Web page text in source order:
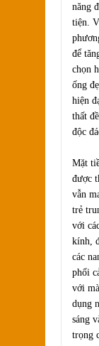
năng
tiện.
để
chọn
ống
hiện
thất
độc
Mặt
được
vẫn
trẻ
với
kính,
các
phối
với
dụng
sáng
trọng